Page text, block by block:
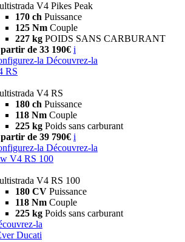
V4 Pikes Peak
170 ch Puissance
125 Nm Couple
227 kg POIDS SANS CARBURANT
de 33 190€ i
la Découvrez-la
RS
V4 RS
180 ch Puissance
118 Nm Couple
225 kg Poids sans carburant
de 39 790€ i
la Découvrez-la
V4 RS 100
V4 RS 100
180 CV Puissance
118 Nm Couple
225 kg Poids sans carburant
la
Ducati